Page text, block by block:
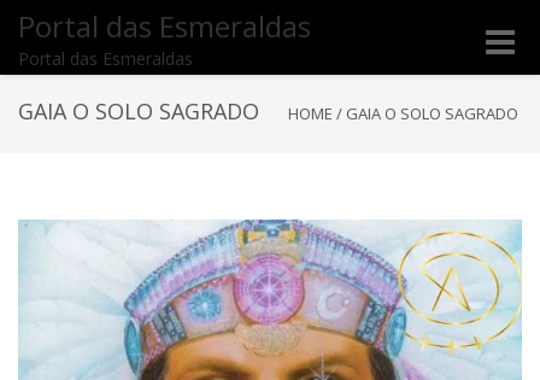
Portal das Esmeraldas
Portal das Esmeraldas
Toggle
GAIA O SOLO SAGRADO HOME / GAIA O SOLO SAGRADO